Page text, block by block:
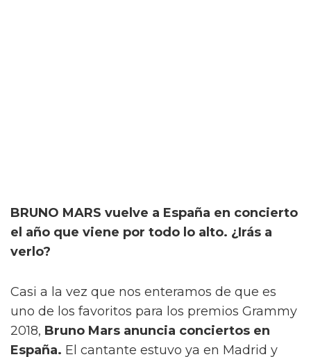
BRUNO MARS vuelve a España en concierto
el año que viene por todo lo alto. ¿Irás a
verlo?
Casi a la vez que nos enteramos de que es
uno de los favoritos para los premios Grammy
2018, Bruno Mars anuncia conciertos en
España. El cantante estuvo ya en Madrid y